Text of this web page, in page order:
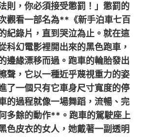
則，你必須接受懲罰！」懲罰的
觀看一部名為**《新手泊車七百
紀錄片，直到哭泣為止。就在這
科幻電影裡開出來的黑色跑車，
邊緣漂移而過。跑車的輪胎發出
聲，它以一種近乎蔑視重力的姿
了一個只有它車身尺寸寬度的停
的過程就像一場舞蹈，流暢、完
多餘的動作**。跑車的駕駛座上
色皮衣的女人，她戴著一副透明